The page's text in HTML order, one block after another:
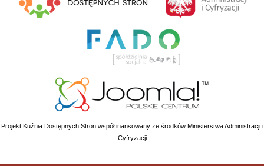
Projekt Kuźnia Dostępnych Stron współfinansowany ze środków Ministerstwa Administracji i
Cyfryzacji